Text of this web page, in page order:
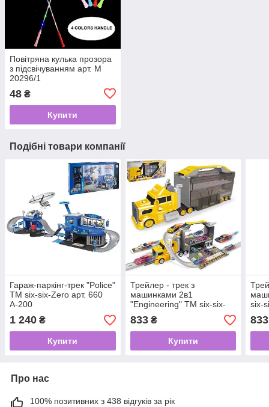
Повітряна кулька прозора
з підсвічуванням арт. М
20296/1
48 ₴
Купити
Подібні товари компанії
Гараж-паркінг-трек "Police"
TM six-six-Zero арт. 660
А-200
1 240 ₴
Купити
Трейлер - трек з
машинками 2в1
"Engineering" TM six-six-
Zero арт. 660 S-45
833₴
Купити
six-
833
Про нас
100% позитивних з 438 відгуків за рік